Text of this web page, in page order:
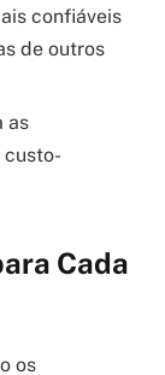
confiáveis
de outros
as
custo-
Cada
os